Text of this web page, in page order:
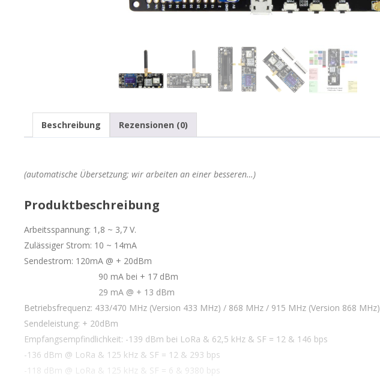
Beschreibung Rezensionen (0)
(automatische Übersetzung; wir arbeiten an einer besseren…)
Produktbeschreibung
Arbeitsspannung: 1,8 ~ 3,7 V.
Zulässiger Strom: 10 ~ 14mA
Sendestrom: 120mA @ + 20dBm
90 mA bei + 17 dBm
29 mA @ + 13 dBm
Betriebsfrequenz: 433/470 MHz (Version 433 MHz) / 868 MHz / 915 MHz (Version 868 MHz)
Sendeleistung: + 20dBm
Empfangsempfindlichkeit: -139 dBm bei LoRa & 62,5 kHz & SF = 12 & 146 bps
-136 dBm @ LoRa & 125 kHz & SF = 12 & 293 bps
-118 dBm @ LoRa & 125 kHz & SF = 6 & 9380 bps